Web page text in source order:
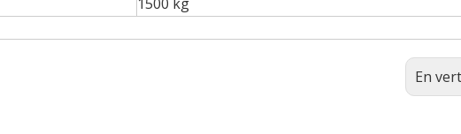
En